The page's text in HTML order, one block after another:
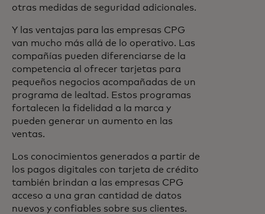
otras medidas de seguridad adicionales.
Y las ventajas para las empresas CPG
van mucho más allá de lo operativo. Las
compañías pueden diferenciarse de la
competencia al ofrecer tarjetas para
pequeños negocios acompañadas de un
programa de lealtad. Estos programas
fortalecen la fidelidad a la marca y
pueden generar un aumento en las
ventas.
Los conocimientos generados a partir de
los pagos digitales con tarjeta de crédito
también brindan a las empresas CPG
acceso a una gran cantidad de datos
nuevos y confiables sobre sus clientes.